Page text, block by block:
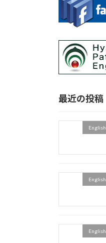
最近の投稿
English
English
English